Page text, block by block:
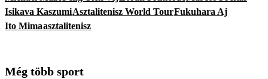
Isikava KaszumiAsztalitenisz World TourFukuhara Aj
Ito Mimaasztalitenisz
Még több sport